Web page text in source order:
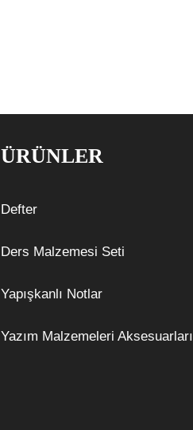
ÜRÜNLER
Defter
Ders Malzemesi Seti
Yapışkanlı Notlar
Yazım Malzemeleri Aksesuarları